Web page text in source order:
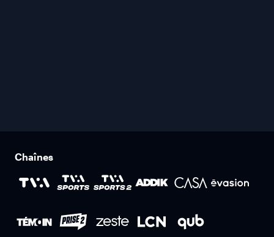
Chaînes